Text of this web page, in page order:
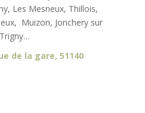
Les Mesneux, Thillois,
Muizon, Jonchery sur
de la gare, 51140